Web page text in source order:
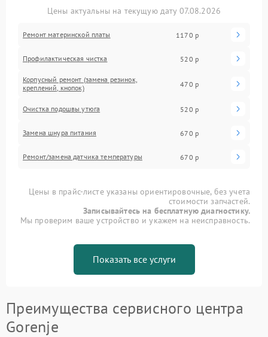
Цены актуальны на текущую дату 07.08.2026
Ремонт материнской платы 1170 р
Профилактическая чистка 520 р
Корпусный ремонт (замена резинок,
креплений, кнопок)
470 р
Очистка подошвы утюга 520 р
Замена шнура питания 670 р
Ремонт/замена датчика температуры 670 р
Цены в прайс-листе указаны ориентировочные, без учета
стоимости запчастей.
Записывайтесь на бесплатную диагностику.
Мы проверим ваше устройство и укажем на неисправность.
Показать все услуги
Преимущества сервисного центра
Gorenje